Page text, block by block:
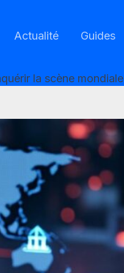
Actualité Guides
la scène mondiale